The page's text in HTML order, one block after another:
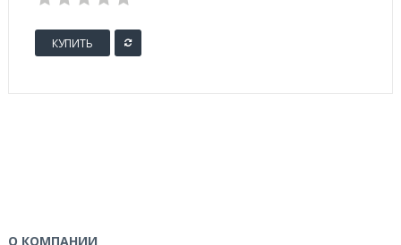
КУПИТЬ
О КОМПАНИИ